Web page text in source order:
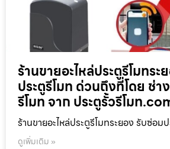
ร้านขายอะไหล่ประตูรีโมทร
ประตูรีโมท ด่วนถึงที่โดย ช่า
รีโมท จาก ประตูรั้วรีโมท
ร้านขายอะไหล่ประตูรีโมทระยอง รับซ่อม
ดูเพิ่มเติม »